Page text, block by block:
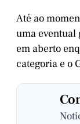
Até ao
uma eventual
em aberto
categoria e o